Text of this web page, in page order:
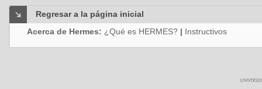
Regresar a la página inicial
Acerca de Hermes: ¿Qué es HERMES? | Instructivos